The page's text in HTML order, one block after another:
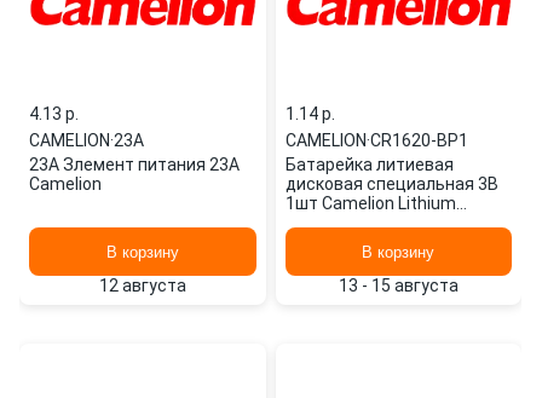
4.13 p.
CAMELION·23A
23A Злемент питания 23А
Camelion
В корзину
12 августа
1.14 p.
CAMELION·CR1620-BP1
Батарейка литиевая
дисковая специальная 3В
1шт Camelion Lithium
В корзину
13 - 15 августа